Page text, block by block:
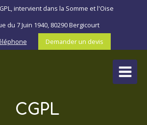
intervient dans la Somme et l'Oise
du 7 Juin 1940, 80290 Bergicourt
Demander un devis
CGPL